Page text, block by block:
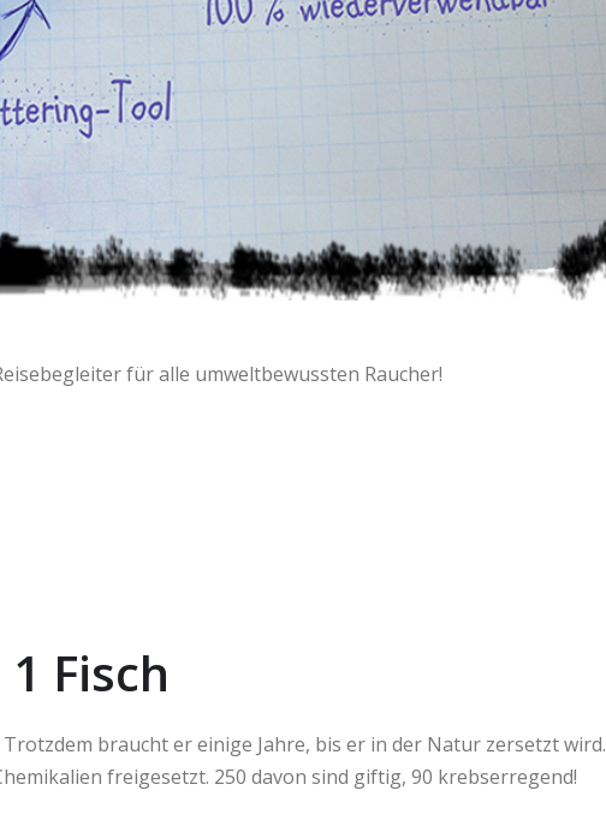
für alle umweltbewussten Raucher!
Fisch
braucht er einige Jahre, bis er in der Natur zersetzt wird.
freigesetzt. 250 davon sind giftig, 90 krebserregend!